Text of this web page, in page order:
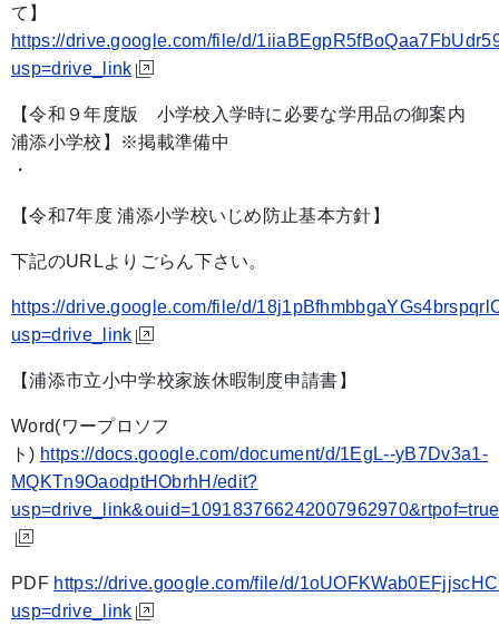
て】
https://drive.google.com/file/d/
usp=drive_link
【令和９年度版 小学校入学時に必要な学用品の御案内
浦添小学校】※掲載準備中
・
【令和7年度 浦添小学校いじめ防止基本方針】
下記のURLよりごらん下さい。
https://drive.google.com/file/d/
usp=drive_link
【浦添市立小中学校家族休暇制度申請書】
Word(ワープロソフ
ト) https://docs.google.com/document/d/1EgL--yB7Dv3a1-
MQKTn9OaodptHObrhH/edit?
PDF https://drive.google.com/file/d/
usp=drive_link